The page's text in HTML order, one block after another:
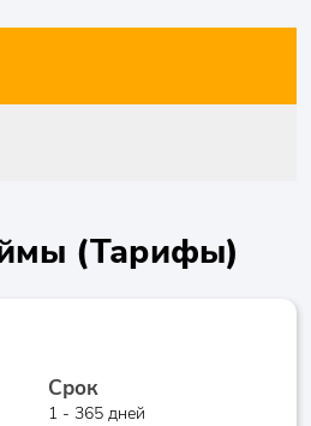
(Тарифы)
Срок
1 - 365 дней